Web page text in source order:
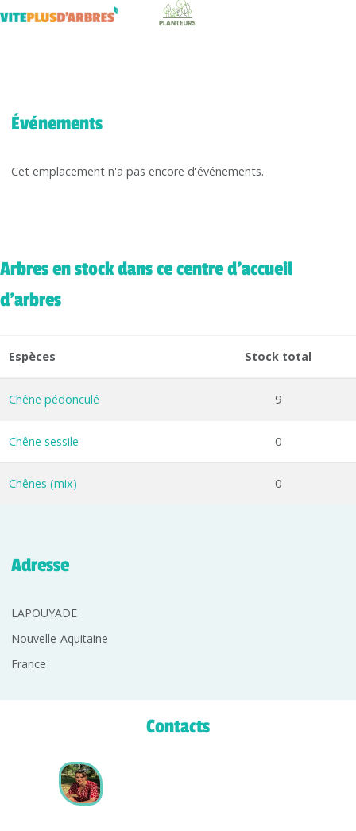
Événements
Cet emplacement n'a pas encore d'événements.
Arbres en stock dans ce centre d'accueil
d'arbres
Espèces Stock total
Chêne pédonculé 9
Chêne sessile 0
Chênes (mix) 0
Adresse
LAPOUYADE
Nouvelle-Aquitaine
France
Contacts